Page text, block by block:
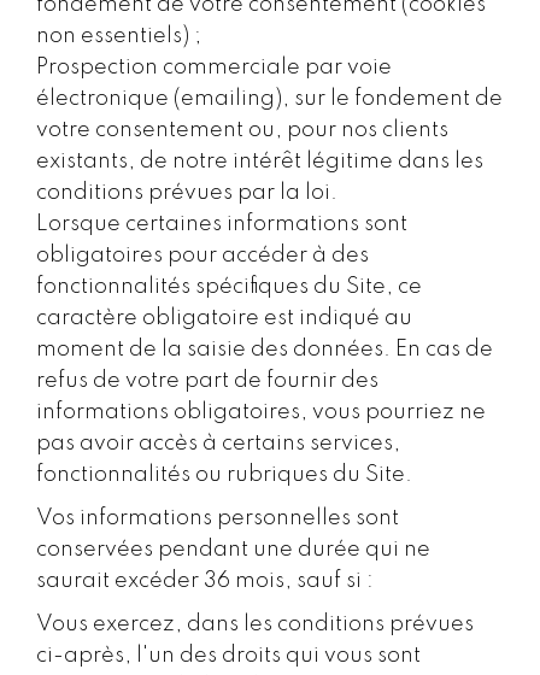
fondement de votre consentement (cookies
non essentiels) ;
Prospection commerciale par voie
électronique (emailing), sur le fondement de
votre consentement ou, pour nos clients
existants, de notre intérêt légitime dans les
conditions prévues par la loi.
Lorsque certaines informations sont
obligatoires pour accéder à des
fonctionnalités spécifiques du Site, ce
caractère obligatoire est indiqué au
moment de la saisie des données. En cas de
refus de votre part de fournir des
informations obligatoires, vous pourriez ne
pas avoir accès à certains services,
fonctionnalités ou rubriques du Site.
Vos informations personnelles sont
conservées pendant une durée qui ne
saurait excéder 36 mois, sauf si :
Vous exercez, dans les conditions prévues
ci-après, l'un des droits qui vous sont